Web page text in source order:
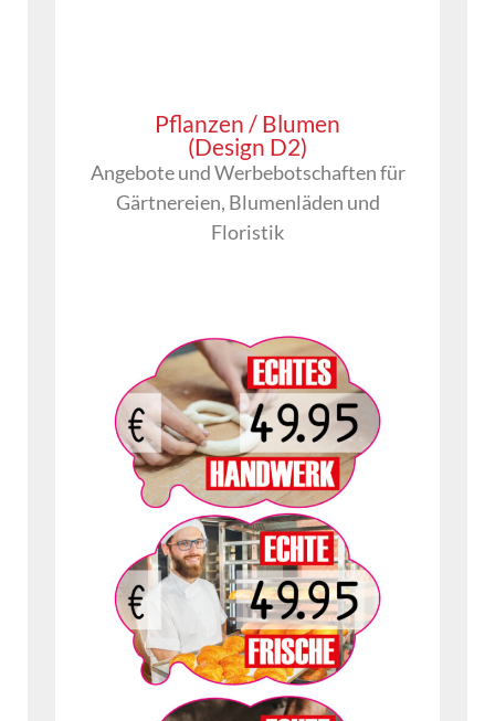
Pflanzen / Blumen
(Design D2)
Angebote und Werbebotschaften für
Gärtnereien, Blumenläden und
Floristik